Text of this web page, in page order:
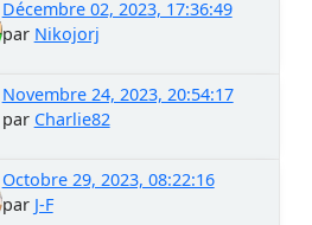
Décembre 02, 2023, 17:36:49
par Nikojorj
Novembre 24, 2023, 20:54:17
par Charlie82
Octobre 29, 2023, 08:22:16
par J-F